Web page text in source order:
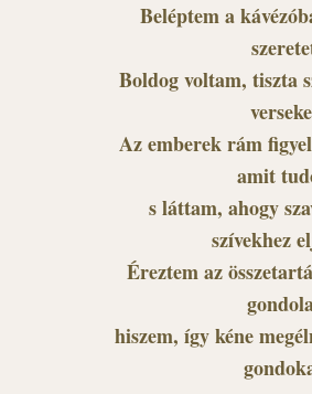
Beléptem a
Boldog voltam, tiszta
Az emberek rám
amit
s láttam, ahogy
szívekhez
Éreztem az
hiszem, így kéne